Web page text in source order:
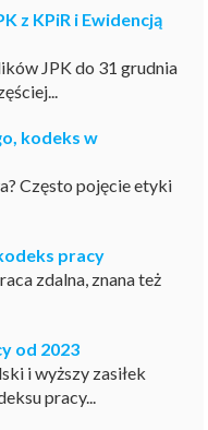
z KPiR i Ewidencją
JPK do 31 grudnia
kodeks w
Często pojęcie etyki
pracy
zdalna, znana też
od 2023
i wyższy zasiłek
pracy...